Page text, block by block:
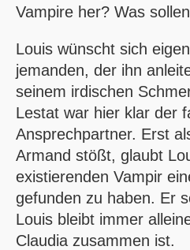
Vampire her? Was
Louis wünscht sich
jemanden, der ihn
seinem irdischen
Lestat war hier klar der
Ansprechpartner. Erst
Armand stößt, glaubt
existierenden Vampir
gefunden zu haben. Er
Louis bleibt immer
Claudia zusammen ist.